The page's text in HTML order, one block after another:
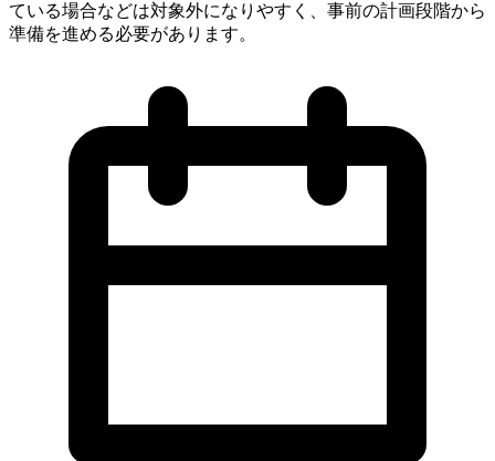
ている場合などは対象外になりやすく、事前の計画段階から
準備を進める必要があります。